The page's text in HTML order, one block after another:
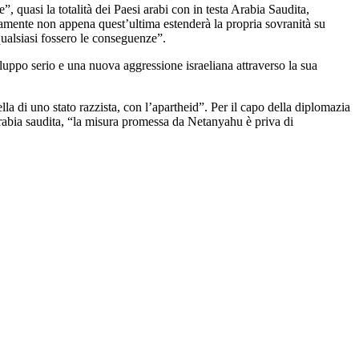
quasi la totalità dei Paesi arabi con in testa Arabia Saudita,
non appena quest’ultima estenderà la propria sovranità su
fossero le conseguenze”.
serio e una nuova aggressione israeliana attraverso la sua
di uno stato razzista, con l’apartheid”. Per il capo della diplomazia
saudita, “la misura promessa da Netanyahu è priva di